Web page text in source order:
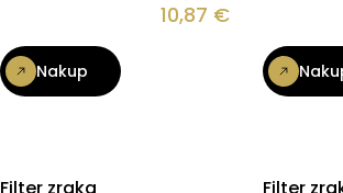
10,87 €
Nakup
Filter zraka
Filter